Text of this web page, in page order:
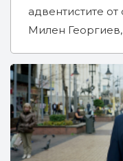
адвентистите
Милен